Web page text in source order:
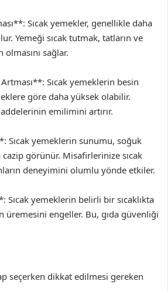
Sıcak yemekler, genellikle daha
Yemeği sıcak tutmak, tatların ve
sağlar.
Sıcak yemeklerin besin
göre daha yüksek olabilir.
emilimini artırır.
Sıcak yemeklerin sunumu, soğuk
görünür. Misafirlerinize sıcak
deneyimini olumlu yönde etkiler.
Sıcak yemeklerin belirli bir sıcaklıkta
üremesini engeller. Bu, gıda güvenliği
seçerken dikkat edilmesi gereken